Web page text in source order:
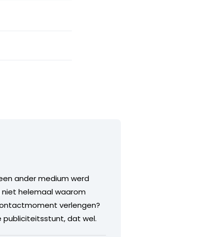
ander medium werd
helemaal waarom
verlengen?
publiciteitsstunt, dat wel.